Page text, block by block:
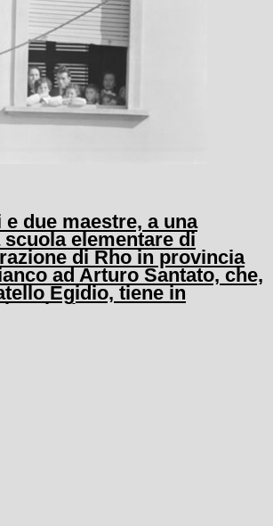
due maestre, a una
elementare di
di Rho in provincia
ad Arturo Santato, che,
Egidio, tiene in
e le maestre